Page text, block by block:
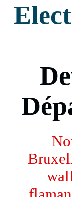
Installation et
Domotique
CONTACT
Pour les entreprises